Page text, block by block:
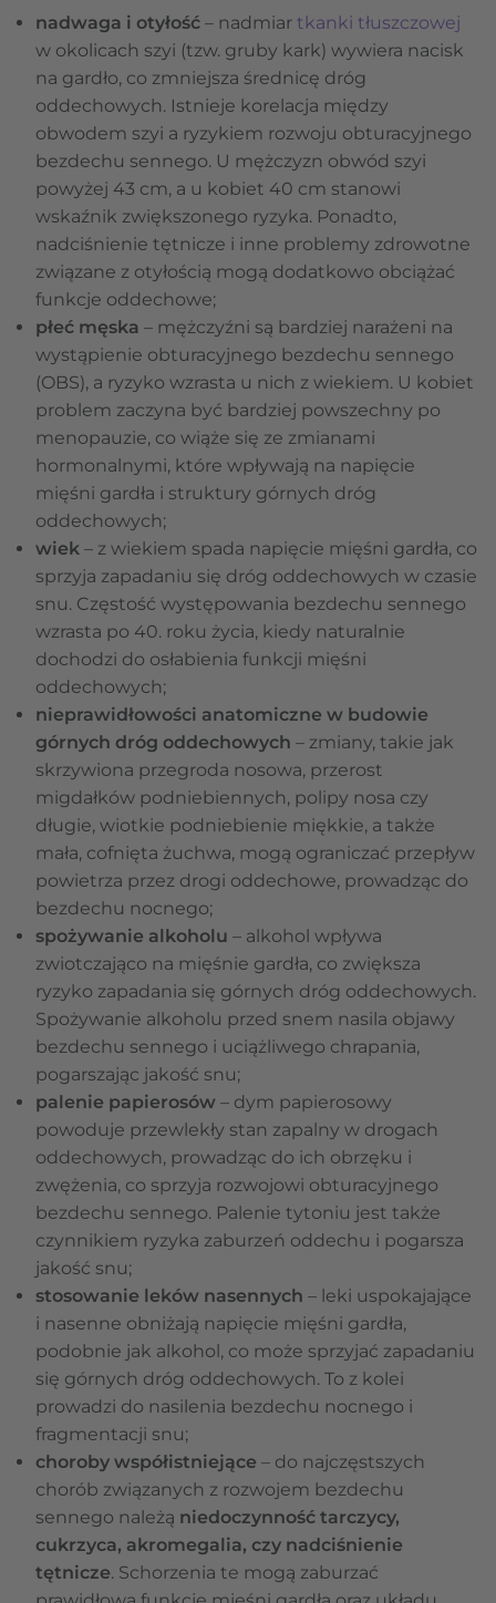
nadwaga i otyłość – nadmiar tkanki tłuszczowej
w okolicach szyi (tzw. gruby kark) wywiera nacisk
na gardło, co zmniejsza średnicę dróg
oddechowych. Istnieje korelacja między
obwodem szyi a ryzykiem rozwoju obturacyjnego
bezdechu sennego. U mężczyzn obwód szyi
powyżej 43 cm, a u kobiet 40 cm stanowi
wskaźnik zwiększonego ryzyka. Ponadto,
nadciśnienie tętnicze i inne problemy zdrowotne
związane z otyłością mogą dodatkowo obciążać
funkcje oddechowe;
płeć męska – mężczyźni są bardziej narażeni na
wystąpienie obturacyjnego bezdechu sennego
(OBS), a ryzyko wzrasta u nich z wiekiem. U kobiet
problem zaczyna być bardziej powszechny po
menopauzie, co wiąże się ze zmianami
hormonalnymi, które wpływają na napięcie
mięśni gardła i struktury górnych dróg
oddechowych;
wiek – z wiekiem spada napięcie mięśni gardła, co
sprzyja zapadaniu się dróg oddechowych w czasie
snu. Częstość występowania bezdechu sennego
wzrasta po 40. roku życia, kiedy naturalnie
dochodzi do osłabienia funkcji mięśni
oddechowych;
nieprawidłowości anatomiczne w budowie
górnych dróg oddechowych – zmiany, takie jak
skrzywiona przegroda nosowa, przerost
migdałków podniebiennych, polipy nosa czy
długie, wiotkie podniebienie miękkie, a także
mała, cofnięta żuchwa, mogą ograniczać przepływ
powietrza przez drogi oddechowe, prowadząc do
bezdechu nocnego;
spożywanie alkoholu – alkohol wpływa
zwiotczająco na mięśnie gardła, co zwiększa
ryzyko zapadania się górnych dróg oddechowych.
Spożywanie alkoholu przed snem nasila objawy
bezdechu sennego i uciążliwego chrapania,
pogarszając jakość snu;
palenie papierosów – dym papierosowy
powoduje przewlekły stan zapalny w drogach
oddechowych, prowadząc do ich obrzęku i
zwężenia, co sprzyja rozwojowi obturacyjnego
bezdechu sennego. Palenie tytoniu jest także
czynnikiem ryzyka zaburzeń oddechu i pogarsza
jakość snu;
stosowanie leków nasennych – leki uspokajające
i nasenne obniżają napięcie mięśni gardła,
podobnie jak alkohol, co może sprzyjać zapadaniu
się górnych dróg oddechowych. To z kolei
prowadzi do nasilenia bezdechu nocnego i
fragmentacji snu;
choroby współistniejące – do najczęstszych
chorób związanych z rozwojem bezdechu
sennego należą niedoczynność tarczycy,
cukrzyca, akromegalia, czy nadciśnienie
tętnicze. Schorzenia te mogą zaburzać